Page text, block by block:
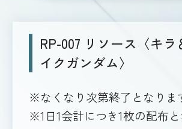
RP-007 リソース〈キラ
イクガンダム〉
※なくなり次第終了となりま
※1日1会計につき1枚の配布